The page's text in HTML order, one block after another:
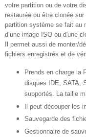
votre partition ou de votre
restaurée ou être clonée
partition système se fait au
d’une image ISO ou d'une
Il permet aussi de monter/
fichiers enregistrés et de
Prends en charge la
disques IDE, SATA,
supportés. La taille
Il peut découper les
Sauvegarde des
Gestionnaire de